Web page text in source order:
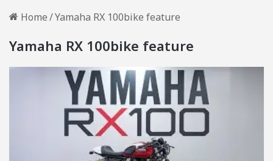
Home/Yamaha RX 100bike feature
Yamaha RX 100bike feature